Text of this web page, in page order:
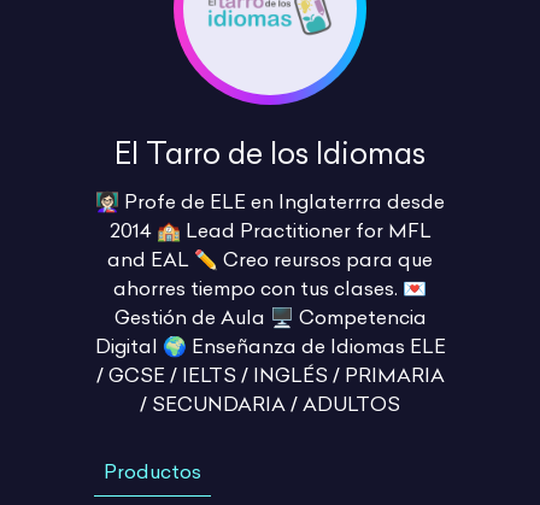
El Tarro de los Idiomas
👩🏻‍🏫 Profe de ELE en Inglaterrra desde
2014 🏫 Lead Practitioner for MFL
and EAL ✏️ Creo reursos para que
ahorres tiempo con tus clases. 💌
Gestión de Aula 🖥️ Competencia
Digital 🌍 Enseñanza de Idiomas ELE
/ GCSE / IELTS / INGLÉS / PRIMARIA
/ SECUNDARIA / ADULTOS
Productos